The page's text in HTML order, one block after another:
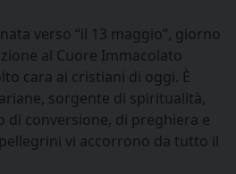
verso “il 13 maggio”, giorno
al Cuore Immacolato
cara ai cristiani di oggi. È
sorgente di spiritualità,
di conversione, di preghiera e
vi accorrono da tutto il